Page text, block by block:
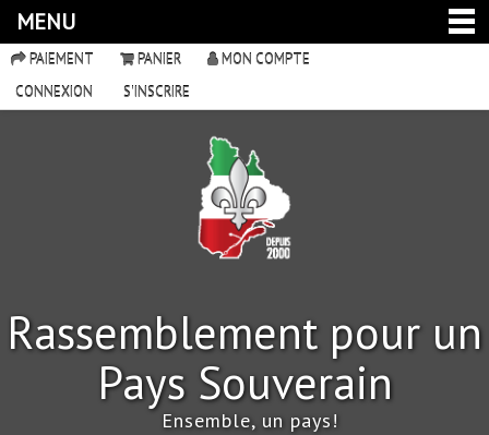
MENU
PAIEMENT PANIER
MON COMPTE
CONNEXION
S'INSCRIRE
Rassemblement pour un
Pays Souverain
Ensemble, un pays!